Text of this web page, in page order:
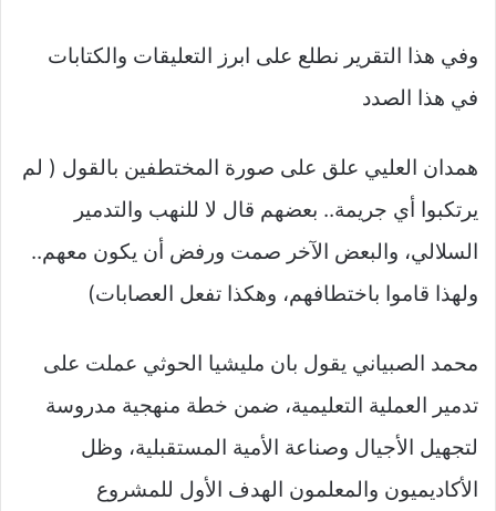
وفي هذا التقرير نطلع على ابرز التعليقات والكتابات
في هذا الصدد
همدان العليي علق على صورة المختطفين بالقول ( ‏لم
يرتكبوا أي جريمة.. بعضهم قال لا للنهب والتدمير
السلالي، والبعض الآخر صمت ورفض أن يكون معهم..
ولهذا قاموا باختطافهم، وهكذا تفعل العصابات)
محمد الصبياني يقول بان مليشيا الحوثي عملت على
تدمير العملية التعليمية، ضمن خطة منهجية مدروسة
لتجهيل الأجيال وصناعة الأمية المستقبلية، وظل
الأكاديميون والمعلمون الهدف الأول للمشروع